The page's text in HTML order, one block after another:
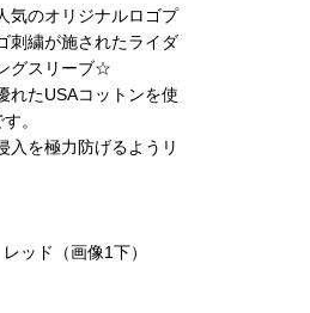
気のオリジナルロゴプ
刺繍が施されたライダ
グスリーブ☆
れたUSAコットンを使
。
入を極力防げるようリ
ッド（画像1下）